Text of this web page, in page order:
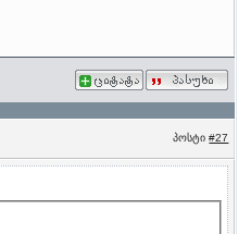
პოსტი#27